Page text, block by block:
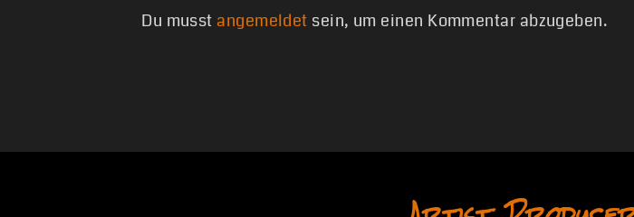
Du musst angemeldet sein, um einen Kommentar abzugeben.